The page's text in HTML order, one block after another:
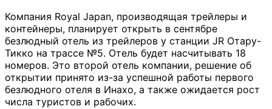
Компания Royal Japan, производящая трейлеры и
контейнеры, планирует открыть в сентябре
безлюдный отель из трейлеров у станции JR Отару-
Тикко на трассе №5. Отель будет насчитывать 18
номеров. Это второй отель компании, решение об
открытии принято из-за успешной работы первого
безлюдного отеля в Инахо, а также ожидается рост
числа туристов и рабочих.